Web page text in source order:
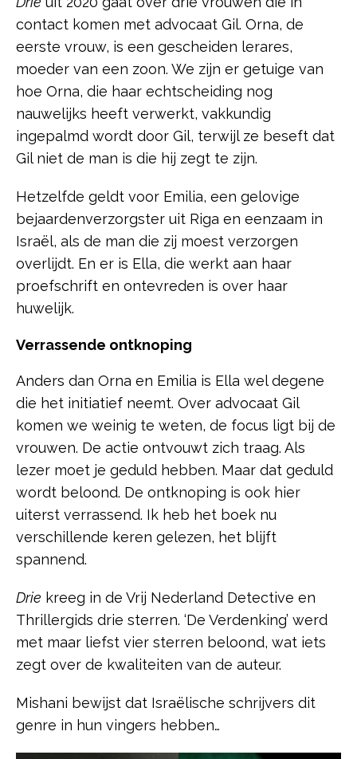
contact komen met advocaat Gil. Orna, de
eerste vrouw, is een gescheiden lerares,
moeder van een zoon. We zijn er getuige van
hoe Orna, die haar echtscheiding nog
nauwelijks heeft verwerkt, vakkundig
ingepalmd wordt door Gil, terwijl ze beseft dat
Gil niet de man is die hij zegt te zijn.
Hetzelfde geldt voor Emilia, een gelovige
bejaardenverzorgster uit Riga en eenzaam in
Israël, als de man die zij moest verzorgen
overlijdt. En er is Ella, die werkt aan haar
proefschrift en ontevreden is over haar
huwelijk.
Verrassende ontknoping
Anders dan Orna en Emilia is Ella wel degene
die het initiatief neemt. Over advocaat Gil
komen we weinig te weten, de focus ligt bij de
vrouwen. De actie ontvouwt zich traag. Als
lezer moet je geduld hebben. Maar dat geduld
wordt beloond. De ontknoping is ook hier
uiterst verrassend. Ik heb het boek nu
verschillende keren gelezen, het blijft
spannend.
Drie kreeg in de Vrij Nederland Detective en
Thrillergids drie sterren. ‘De Verdenking’ werd
met maar liefst vier sterren beloond, wat iets
zegt over de kwaliteiten van de auteur.
Mishani bewijst dat Israëlische schrijvers dit
genre in hun vingers hebben…